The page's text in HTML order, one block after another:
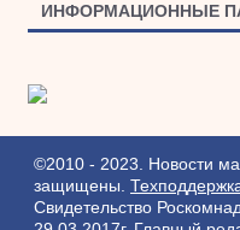
ИНФОРМАЦИОННЫЕ
©2010 - 2023. Новости
защищены.
Свидетельство